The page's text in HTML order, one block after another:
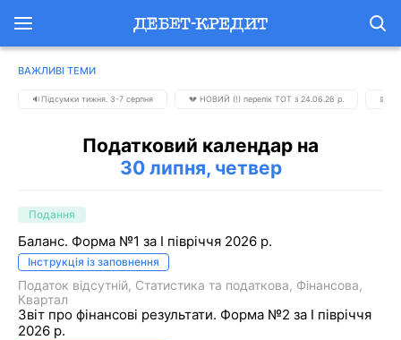
ВАЖЛИВІ ТЕМИ
🔉Підсумки тижня. 3-7 серпня 💔 НОВИЙ (!) перелік ТОТ з 24.06.26 р. 📅
Податковий календар на
30 липня, четвер
Подання
Баланс. Форма №1 за І півріччя 2026 р.
Інструкція із заповнення
Податок відсутній Статистика та податкова Фiнансова
Квартал
Звіт про фінансові результати. Форма №2 за I півріччя
2026 р.